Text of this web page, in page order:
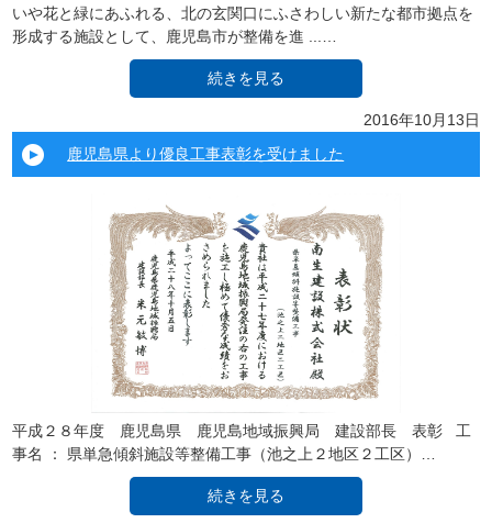
いや花と緑にあふれる、北の玄関口にふさわしい新たな都市拠点を
形成する施設として、鹿児島市が整備を進 ...…
続きを見る
2016年10月13日
鹿児島県より優良工事表彰を受けました
平成２８年度 鹿児島県 鹿児島地域振興局 建設部長 表彰 工
事名 ： 県単急傾斜施設等整備工事（池之上２地区２工区）…
続きを見る